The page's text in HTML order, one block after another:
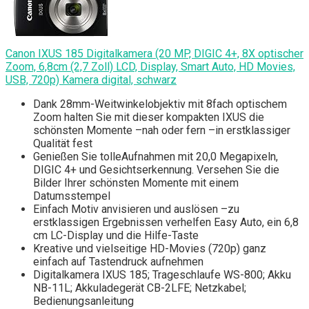
Canon IXUS 185 Digitalkamera (20 MP, DIGIC 4+, 8X optischer
Zoom, 6,8cm (2,7 Zoll) LCD, Display, Smart Auto, HD Movies,
USB, 720p) Kamera digital, schwarz
Dank 28mm-Weitwinkelobjektiv mit 8fach optischem
Zoom halten Sie mit dieser kompakten IXUS die
schönsten Momente –nah oder fern –in erstklassiger
Qualität fest
Genießen Sie tolleAufnahmen mit 20,0 Megapixeln,
DIGIC 4+ und Gesichtserkennung. Versehen Sie die
Bilder Ihrer schönsten Momente mit einem
Datumsstempel
Einfach Motiv anvisieren und auslösen –zu
erstklassigen Ergebnissen verhelfen Easy Auto, ein 6,8
cm LC-Display und die Hilfe-Taste
Kreative und vielseitige HD-Movies (720p) ganz
einfach auf Tastendruck aufnehmen
Digitalkamera IXUS 185; Trageschlaufe WS-800; Akku
NB-11L; Akkuladegerät CB-2LFE; Netzkabel;
Bedienungsanleitung